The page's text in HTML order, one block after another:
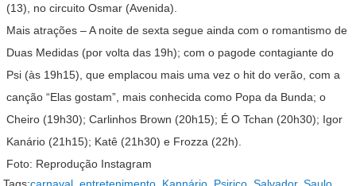
(13), no circuito Osmar (Avenida).
Mais atrações – A noite de sexta segue ainda com o romantismo de
Duas Medidas (por volta das 19h); com o pagode contagiante do
Psi (às 19h15), que emplacou mais uma vez o hit do verão, com a
canção “Elas gostam”, mais conhecida como Popa da Bunda; o
Cheiro (19h30); Carlinhos Brown (20h15); É O Tchan (20h30); Igor
Kanário (21h15); Katê (21h30) e Frozza (22h).
Foto: Reprodução Instagram